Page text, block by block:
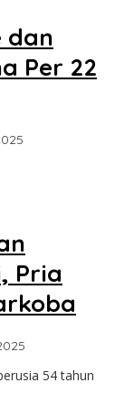
dan
Per 22
Pria
54 tahun